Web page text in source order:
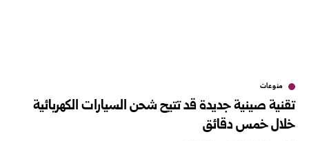
منوعات
تقنية صينية جديدة قد تتيح شحن السيارات الكهربائية
خلال خمس دقائق